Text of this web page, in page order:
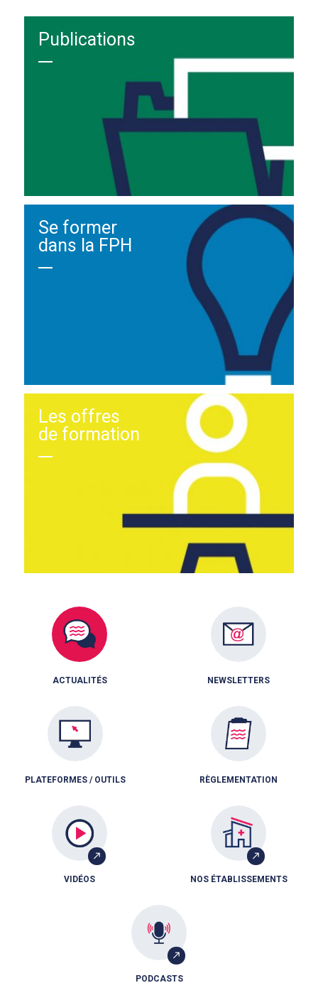
Publications
Se former
dans la FPH
Les offres
de formation
ACTUALITÉS NEWSLETTERS
PLATEFORMES / OUTILS RÈGLEMENTATION
VIDÉOS NOS ÉTABLISSEMENTS
PODCASTS